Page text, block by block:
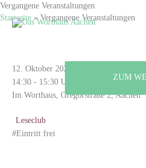
Zum
Inhalt
ZUM
Vergangene Veranstaltungen
Startseite »Vergangene Veranstaltungen
12. Oktober 2024
14:30 - 15:30 Uhr
Im Worthaus, Gregorstraße 2, Aachen
Leseclub
#Eintritt frei